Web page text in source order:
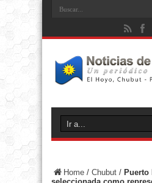
Home / Chubut / Puerto